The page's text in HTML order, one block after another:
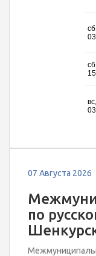
07 Августа 2026
по